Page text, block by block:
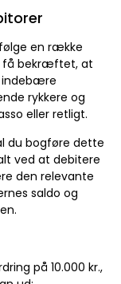
en række
få bekræftet, at
indebære
rykkere og
eller retligt.
du bogføre dette
ved at debitere
den relevante
saldo og
på 10.000 kr.,